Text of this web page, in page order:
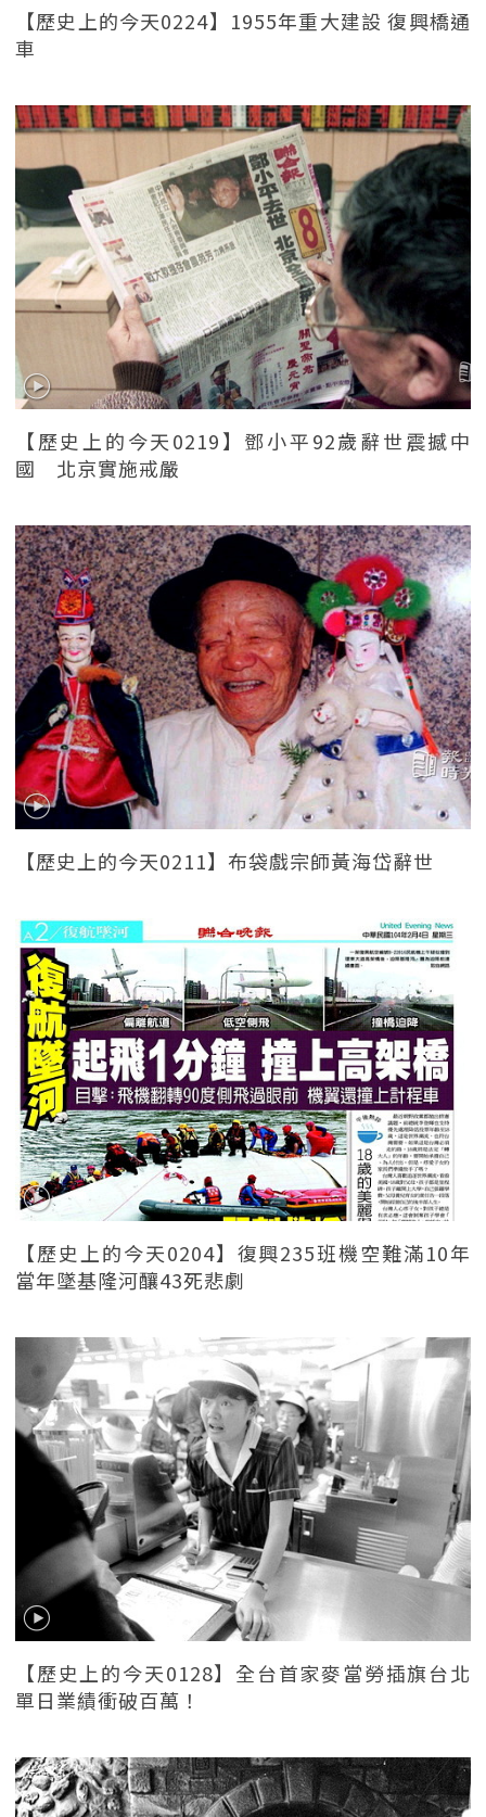
【歷史上的今天0224】1955年重大建設 復興橋通
車
【歷史上的今天0219】鄧小平92歲辭世震撼中
國 北京實施戒嚴
【歷史上的今天0211】布袋戲宗師黃海岱辭世
【歷史上的今天0204】復興235班機空難滿10年
當年墜基隆河釀43死悲劇
【歷史上的今天0128】全台首家麥當勞插旗台北
單日業績衝破百萬！